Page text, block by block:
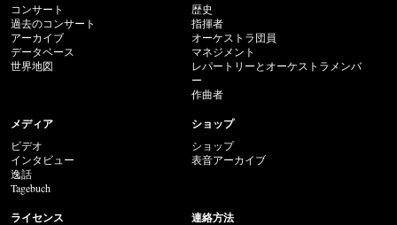
コンサート
過去のコンサート
アーカイブ
データベース
世界地図
歴史
指揮者
オーケストラ団員
マネジメント
レパートリーとオーケストラメンバ
ー
作曲者
メディア
ビデオ
インタビュー
逸話
Tagebuch
ショップ
ショップ
表音アーカイブ
ライセンス 連絡方法